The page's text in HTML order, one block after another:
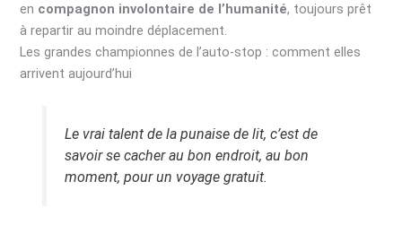
en compagnon involontaire de l’humanité, toujours prêt
à repartir au moindre déplacement.
Les grandes championnes de l’auto-stop : comment elles
arrivent aujourd’hui
Le vrai talent de la punaise de lit, c’est de
savoir se cacher au bon endroit, au bon
moment, pour un voyage gratuit.